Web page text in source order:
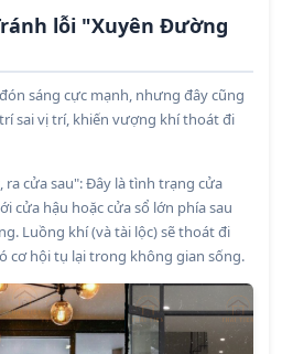
lỗi "Xuyên Đường
sáng cực mạnh, nhưng đây cũng
sai vị trí, khiến vượng khí thoát đi
ra cửa sau": Đây là tình trạng cửa
cửa hậu hoặc cửa sổ lớn phía sau
Luồng khí (và tài lộc) sẽ thoát đi
cơ hội tụ lại trong không gian sống.